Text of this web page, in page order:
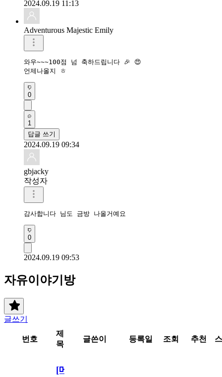
2024.09.19 11:13
Adventurous Majestic Emily
와우~~~100점 넘 축하드립니다 🎉 😍
언제나올지 ㅎ
0
1
답글 쓰기
2024.09.19 09:34
gbjacky
작성자
감사합니다 님도 금방 나올거예요
0
2024.09.19 09:53
자유이야기방
글쓰기
번호
제
목
글쓴이 등록일 조회 추천
[메